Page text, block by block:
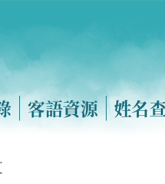
客語資源 姓名